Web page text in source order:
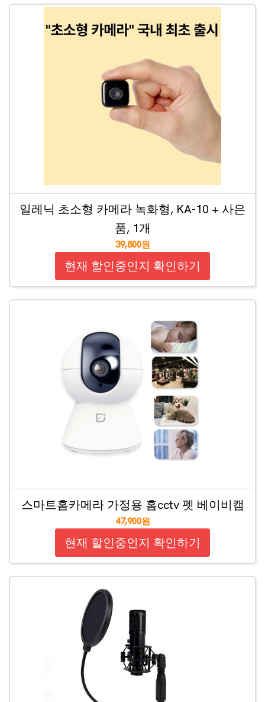
일레닉 초소형 카메라 녹화형, KA-10 + 사은
품, 1개
39,800원
현재 할인중인지 확인하기
스마트홈카메라 가정용 홈cctv 펫 베이비캠
47,900원
현재 할인중인지 확인하기